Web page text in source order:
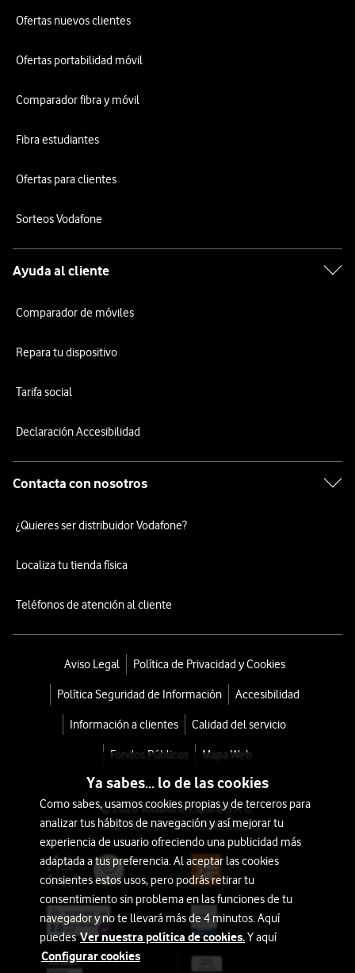
Ofertas nuevos clientes
Ofertas portabilidad móvil
Comparador fibra y móvil
Fibra estudiantes
Ofertas para clientes
Sorteos Vodafone
Ayuda al cliente
Comparador de móviles
Repara tu dispositivo
Tarifa social
Declaración Accesibilidad
Contacta con nosotros
¿Quieres ser distribuidor Vodafone?
Localiza tu tienda física
Teléfonos de atención al cliente
Aviso Legal Política de Privacidad y Cookies
Política Seguridad de Información Accesibilidad
Información a clientes Calidad del servicio
Fondos Públicos Mapa Web
© 2026 Vodafone España S.A.U.
Avda. América 115, 28042 Madrid
Ya sabes... lo de las cookies
Como sabes, usamos cookies propias y de terceros para
analizar tus hábitos de navegación y así mejorar tu
experiencia de usuario ofreciendo una publicidad más
adaptada a tus preferencia. Al aceptar las cookies
consientes estos usos, pero podrás retirar tu
consentimiento sin problema en las funciones de tu
navegador y no te llevará más de 4 minutos. Aquí
puedesVer nuestra política de cookies.Y aquí
Configurar cookies